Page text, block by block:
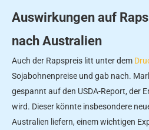
Auswirkungen auf
nach Australien
Auch der Rapspreis litt unter dem
Sojabohnenpreise und gab nach.
gespannt auf den USDA-Report, der
wird. Dieser könnte insbesondere
Australien liefern, einem wichtigen